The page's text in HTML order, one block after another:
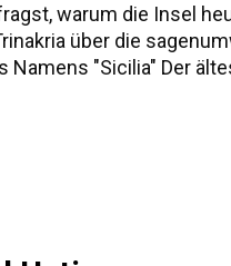
warum die Insel
über die
"Sicilia" Der